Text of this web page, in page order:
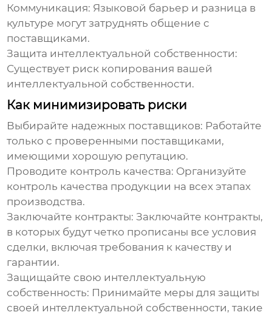
Коммуникация: Языковой барьер и разница в
культуре могут затруднять общение с
поставщиками.
Защита интеллектуальной собственности:
Существует риск копирования вашей
интеллектуальной собственности.
Как минимизировать риски
Выбирайте надежных поставщиков: Работайте
только с проверенными поставщиками,
имеющими хорошую репутацию.
Проводите контроль качества: Организуйте
контроль качества продукции на всех этапах
производства.
Заключайте контракты: Заключайте контракты,
в которых будут четко прописаны все условия
сделки, включая требования к качеству и
гарантии.
Защищайте свою интеллектуальную
собственность: Принимайте меры для защиты
своей интеллектуальной собственности, такие